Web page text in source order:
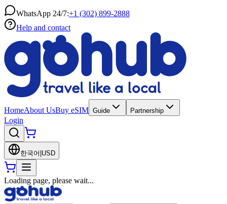
WhatsApp 24/7:+1 (302) 899-2888
Help and contact
HomeAbout UsBuy eSIM Guide Partnership
Login
한국어 USD
Loading page, please wait...